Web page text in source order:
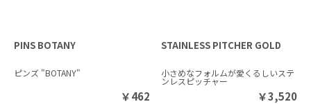
PINS BOTANY
ピンズ "BOTANY"
￥462
STAINLESS PITCHER GOLD
小さめなフォルムが愛くるしいステ
ンレスピッチャー
￥3,520